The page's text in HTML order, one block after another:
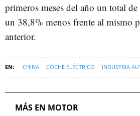
primeros meses del año un total
un 38,8% menos frente al mismo
anterior.
CHINA COCHE ELÉCTRICO INDUSTRIA
MÁS EN MOTOR